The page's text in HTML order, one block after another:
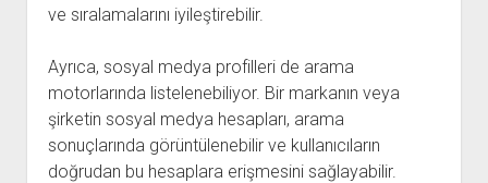
ve sıralamalarını iyileştirebilir.
Ayrıca, sosyal medya profilleri de arama
motorlarında listelenebiliyor. Bir markanın veya
şirketin sosyal medya hesapları, arama
sonuçlarında görüntülenebilir ve kullanıcıların
doğrudan bu hesaplara erişmesini sağlayabilir.